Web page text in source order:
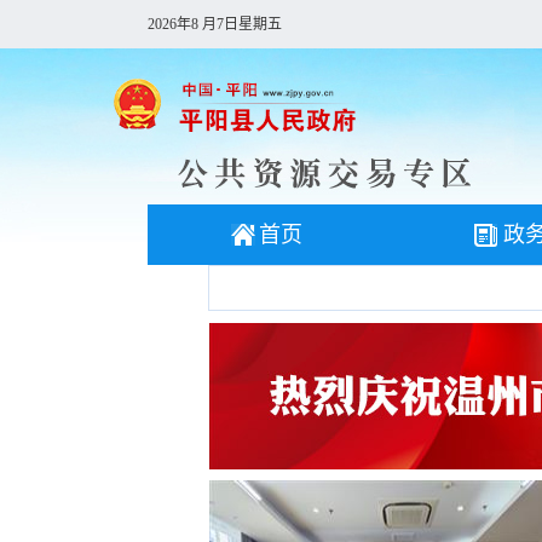
2026年8 月7日星期五
首页 政